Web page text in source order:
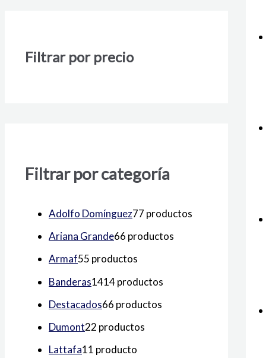
Filtrar por precio
Filtrar por categoría
Adolfo Domínguez77 productos
Ariana Grande66 productos
Armaf55 productos
Banderas1414 productos
Destacados66 productos
Dumont22 productos
Lattafa11 producto